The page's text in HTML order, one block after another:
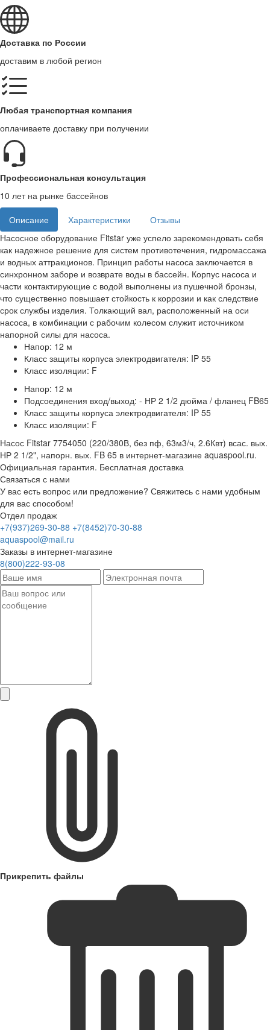
Доставка по России
доставим в любой регион
Любая транспортная компания
оплачиваете доставку при получении
Профессиональная консультация
10 лет на рынке бассейнов
Описание
Характеристики
Отзывы
Насосное оборудование Fitstar уже успело зарекомендовать себя
как надежное решение для систем противотечения, гидромассажа
и водных аттракционов. Принцип работы насоса заключается в
синхронном заборе и возврате воды в бассейн. Корпус насоса и
части контактирующие с водой выполнены из пушечной бронзы,
что существенно повышает стойкость к коррозии и как следствие
срок службы изделия. Толкающий вал, расположенный на оси
насоса, в комбинации с рабочим колесом служит источником
напорной силы для насоса.
Напор: 12 м
Класс защиты корпуса электродвигателя: IP 55
Класс изоляции: F
Напор: 12 м
Подсоединения вход/выход: - НР 2 1/2 дюйма / фланец FB65
Класс защиты корпуса электродвигателя: IP 55
Класс изоляции: F
Насос Fitstar 7754050 (220/380В, без пф, 63м3/ч, 2.6Квт) всас. вых.
НР 2 1/2", напорн. вых. FB 65 в интернет-магазине aquaspool.ru.
Официальная гарантия. Бесплатная доставка
Связаться с нами
У вас есть вопрос или предложение? Свяжитесь с нами удобным
для вас способом!
Отдел продаж
+7(937)269-30-88 +7(8452)70-30-88
aquaspool@mail.ru
Заказы в интернет-магазине
8(800)222-93-08
Прикрепить файлы